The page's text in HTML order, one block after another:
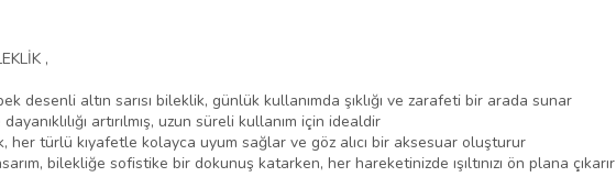
,
desenli altın sarısı bileklik, günlük kullanımda şıklığı ve zarafeti bir arada sunar
artırılmış, uzun süreli kullanım için idealdir
her türlü kıyafetle kolayca uyum sağlar ve göz alıcı bir aksesuar oluşturur
bilekliğe sofistike bir dokunuş katarken, her hareketinizde ışıltınızı ön plana çıkarır